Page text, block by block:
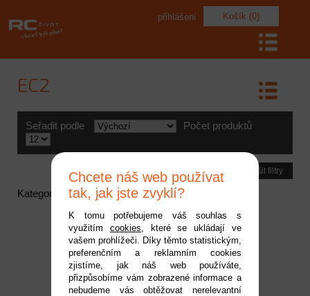
Košík (0)
přihlášení
EC2
Seřadit podle Počet produktů
Zrušit filtry
Kategorie neobsahuje žádné aktivní položky
Chcete náš web používat
tak, jak jste zvyklí?
K tomu potřebujeme váš souhlas s
využitím cookies, které se ukládají ve
vašem prohlížeči. Díky těmto statistickým,
preferenčním a reklamním cookies
zjistíme, jak náš web používáte,
přizpůsobíme vám zobrazené informace a
nebudeme vás obtěžovat nerelevantní